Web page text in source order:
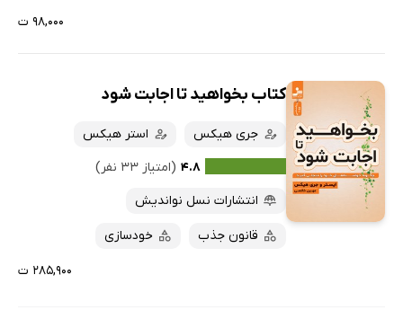
۹۸,۰۰۰ ت
کتاب بخواهید تا اجابت شود
جری هیکس
استر هیکس
۴.۸ (امتیاز ۳۳ نفر)
انتشارات نسل نواندیش
قانون جذب خودسازی
۲۸۵,۹۰۰ ت